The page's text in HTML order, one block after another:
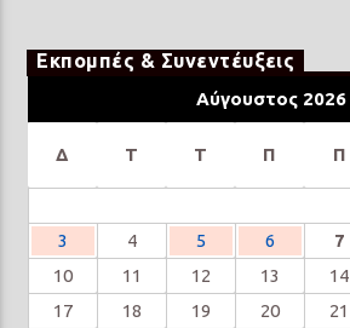
Εκπομπές & Συνεντέυξεις
Αύγουστος 2026
Δ Τ Τ Π Π
3
4 5 6 7
10
11 12 13 14
17
18 19 20 21